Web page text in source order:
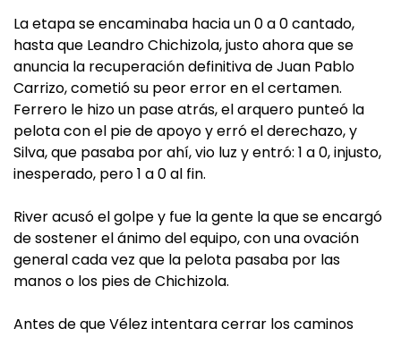
La etapa se encaminaba hacia un 0 a 0 cantado,
hasta que Leandro Chichizola, justo ahora que se
anuncia la recuperación definitiva de Juan Pablo
Carrizo, cometió su peor error en el certamen.
Ferrero le hizo un pase atrás, el arquero punteó la
pelota con el pie de apoyo y erró el derechazo, y
Silva, que pasaba por ahí, vio luz y entró: 1 a 0, injusto,
inesperado, pero 1 a 0 al fin.
River acusó el golpe y fue la gente la que se encargó
de sostener el ánimo del equipo, con una ovación
general cada vez que la pelota pasaba por las
manos o los pies de Chichizola.
Antes de que Vélez intentara cerrar los caminos